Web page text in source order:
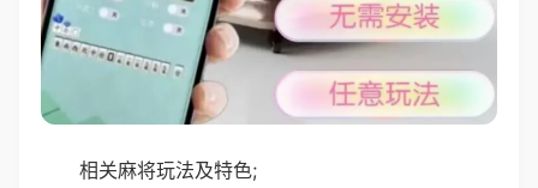
相关麻将玩法及特色;